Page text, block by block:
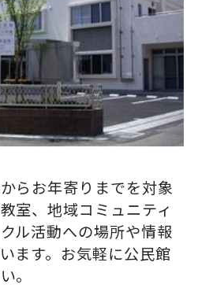
らお年寄りまでを対象
室、地域コミュニティ
ル活動への場所や情報
ます。お気軽に公民館
。